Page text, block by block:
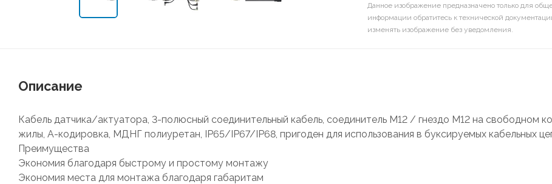
Данное изображение предназначено только для
информации обратитесь к технической
изменять изображение без уведомления.
Описание
Кабель датчика/актуатора, 3-полюсный соединительный кабель, соединитель М12 / гнездо М12 на свободном
жилы, А-кодировка, МДНГ полиуретан, IP65/IP67/IP68, пригоден для использования в буксируемых кабельных
Преимущества
Экономия благодаря быстрому и простому монтажу
Экономия места для монтажа благодаря габаритам